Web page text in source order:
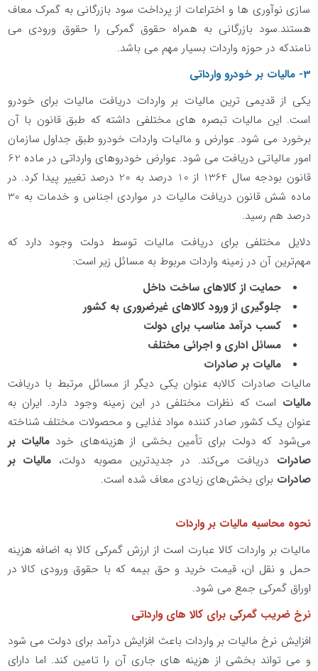
سازی نوآوری ها و اختراعات از پرداخت سود بازرگانی به گمرک معاف
هستند.سود بازرگانی به همراه حقوق گمرکی را حقوق ورودی می
نامندکه در حوزه واردات بسیار مهم می باشد.
3- مالیات بر خودرو وارداتی
یکی از قدیمی ترین مالیات بر واردات دریافت مالیات برای خودرو
است. این مالیات تبصره های مختلفی داشته که طبق قانون با آن
برخورد می شود. عوارض و مالیات واردات خودرو طبق جداول سازمان
امور مالیاتی دریافت می شود. عوارض خودروهای وارداتی در ماده 62
قانون بودجه سال 1364 از 10 درصد به 20 درصد تغییر پیدا کرد. در
ماده شش قانون دریافت مالیات در مواردی اجناس و خدمات به 30
درصد هم رسید.
دلایل مختلفی برای دریافت مالیات توسط دولت وجود دارد که
مهم‌ترین آن در زمینه واردات مربوط به مسائل زیر است:
حمایت از کالاهای ساخت داخل
جلوگیری از ورود کالاهای غیرضروری به کشور
کسب درآمد مناسب برای دولت
مسائل اداری و اجرائی مختلف
مالیات بر صادرات
مالیات صادرات کالابه عنوان یکی دیگر از مسائل مرتبط با دریافت
مالیات است که نظرات مختلفی در این زمینه وجود دارد. ایران به
عنوان یک کشور صادر کننده مواد غذایی و محصولات مختلف شناخته
می‌شود که دولت برای تأمین بخشی از هزینه‌های خود مالیات بر
صادرات دریافت می‌کند. در جدیدترین مصوبه دولت، مالیات بر
صادرات برای بخش‌های زیادی معاف شده است.
نحوه محاسبه مالیات بر واردات
مالیات بر واردات کالا عبارت است از ارزش گمرکی کالا به اضافه هزینه
حمل و نقل ان، قیمت خرید و حق بیمه که با حقوق ورودی کالا در
اوراق گمرکی جمع می شود.
نرخ ضریب گمرکی برای کالا های وارداتی
افزایش نرخ مالیات بر واردات باعث افزایش درآمد برای دولت می شود
و می تواند بخشی از هزینه های جاری آن را تامین کند. اما دارای